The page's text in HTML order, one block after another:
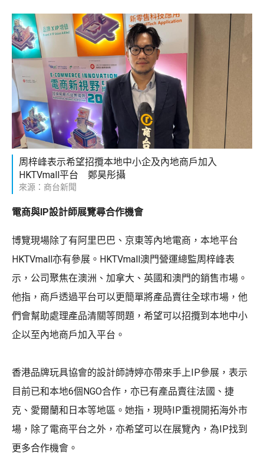
周梓峰表示希望招攬本地中小企及內地商戶加入
HKTVmall平台 鄭昊彤攝
來源：商台新聞
電商與IP設計師展覽尋合作機會
博覽現場除了有阿里巴巴、京東等內地電商，本地平台
HKTVmall亦有參展。HKTVmall澳門營運總監周梓峰表
示，公司聚焦在澳洲、加拿大、英國和澳門的銷售市場。
他指，商戶透過平台可以更簡單將產品賣往全球市場，他
們會幫助處理產品清關等問題，希望可以招攬到本地中小
企以至內地商戶加入平台。
香港品牌玩具協會的設計師詩婷亦帶來手上IP參展，表示
目前已和本地6個NGO合作，亦已有產品賣往法國、捷
克、愛爾蘭和日本等地區。她指，現時IP重視開拓海外市
場，除了電商平台之外，亦希望可以在展覽內，為IP找到
更多合作機會。